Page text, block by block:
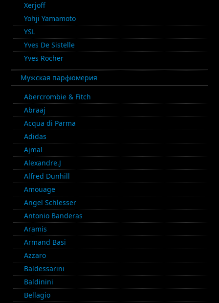
Xerjoff
Yohji Yamamoto
YSL
Yves De Sistelle
Yves Rocher
Мужская парфюмерия
Abercrombie & Fitch
Abraaj
Acqua di Parma
Adidas
Ajmal
Alexandre.J
Alfred Dunhill
Amouage
Angel Schlesser
Antonio Banderas
Aramis
Armand Basi
Azzaro
Baldessarini
Baldinini
Bellagio